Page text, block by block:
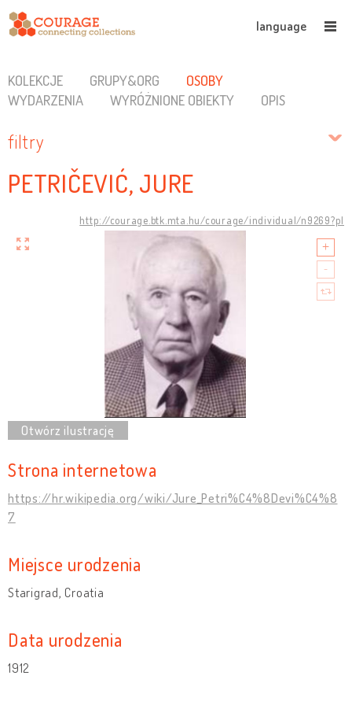
language
KOLEKCJE GRUPY&ORG
OSOBY
WYDARZENIA
WYRÓŻNIONE OBIEKTY OPIS
filtry
PETRIČEVIĆ, JURE
http://courage.btk.mta.hu/courage/individual/n9269?pl
Strona internetowa
https://hr.wikipedia.org/wiki/Jure_Petri%C4%8Devi%C4%8
7
Miejsce urodzenia
Starigrad, Croatia
Data urodzenia
1912